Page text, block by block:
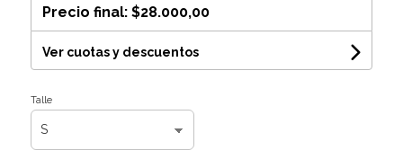
Precio final: $28.000,00
Ver cuotas y descuentos
Talle